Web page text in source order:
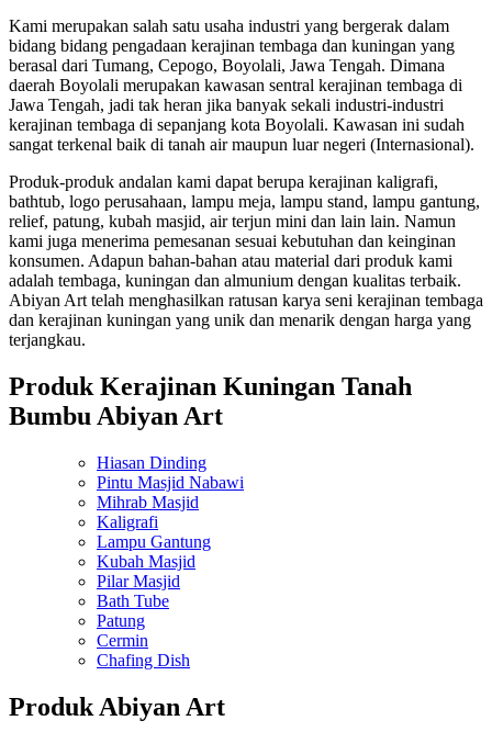
Kami merupakan salah satu usaha industri yang bergerak dalam
bidang bidang pengadaan kerajinan tembaga dan kuningan yang
berasal dari Tumang, Cepogo, Boyolali, Jawa Tengah. Dimana
daerah Boyolali merupakan kawasan sentral kerajinan tembaga di
Jawa Tengah, jadi tak heran jika banyak sekali industri-industri
kerajinan tembaga di sepanjang kota Boyolali. Kawasan ini sudah
sangat terkenal baik di tanah air maupun luar negeri (Internasional).
Produk-produk andalan kami dapat berupa kerajinan kaligrafi,
bathtub, logo perusahaan, lampu meja, lampu stand, lampu gantung,
relief, patung, kubah masjid, air terjun mini dan lain lain. Namun
kami juga menerima pemesanan sesuai kebutuhan dan keinginan
konsumen. Adapun bahan-bahan atau material dari produk kami
adalah tembaga, kuningan dan almunium dengan kualitas terbaik.
Abiyan Art telah menghasilkan ratusan karya seni kerajinan tembaga
dan kerajinan kuningan yang unik dan menarik dengan harga yang
terjangkau.
Produk Kerajinan Kuningan Tanah
Bumbu Abiyan Art
Hiasan Dinding
Pintu Masjid Nabawi
Mihrab Masjid
Kaligrafi
Lampu Gantung
Kubah Masjid
Pilar Masjid
Bath Tube
Patung
Cermin
Chafing Dish
Produk Abiyan Art